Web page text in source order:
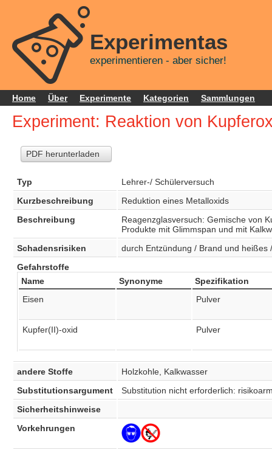
Experimentas
experimentieren - aber sicher!
Home Über Experimente Kategorien Sammlungen
Experiment: Reaktion von
PDF herunterladen
Typ
Lehrer-/ Schülerversuch
Kurzbeschreibung
Reduktion eines Metalloxids
Beschreibung
Reagenzglasversuch: Gemische von
Produkte mit Glimmspan und mit
Schadensrisiken
durch Entzündung / Brand und heißes
Gefahrstoffe
Name
Synonyme
Spezifikation
Eisen
Pulver
Kupfer(II)-oxid Pulver
andere Stoffe
Holzkohle, Kalkwasser
Substitutionsargument
Substitution nicht erforderlich:
Sicherheitshinweise
Vorkehrungen